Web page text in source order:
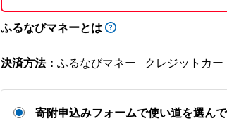
ふるなびマネーとは
決済方法： ふるなびマネー クレジットカー
寄附申込みフォームで使い道を選ん